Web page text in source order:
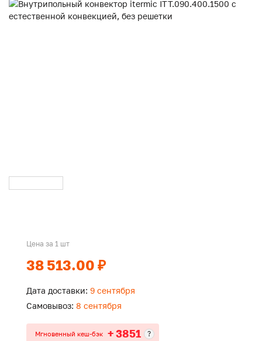
Цена за 1 шт
38 513.00 ₽
Дата доставки: 9 сентября
Самовывоз: 8 сентября
Мгновенный кеш-бэк + 3851 ?